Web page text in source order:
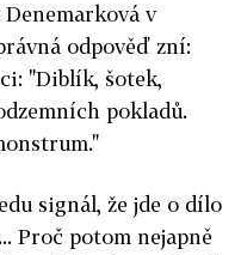
v
odpověď zní:
"Diblík, šotek,
pokladů.
signál, že jde o dílo
Proč potom nejapně